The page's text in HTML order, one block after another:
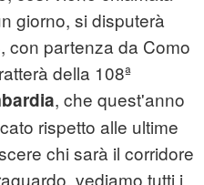
giorno, si disputerà
con partenza da Como
della 108ª
, che quest'anno
rispetto alle ultime
chi sarà il corridore
vediamo tutti i